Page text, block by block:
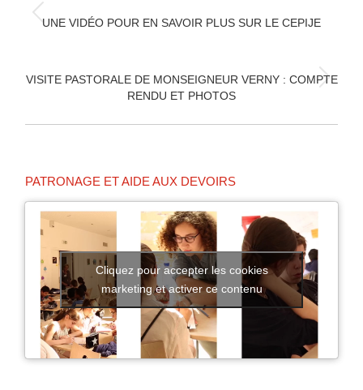
ARTICLE
Article
UNE VIDÉO POUR EN SAVOIR PLUS SUR LE CEPIJE
Article
VISITE PASTORALE DE MONSEIGNEUR VERNY : COMPTE
RENDU ET PHOTOS
PATRONAGE ET AIDE AUX DEVOIRS
Cliquez pour accepter les cookies
marketing et activer ce contenu